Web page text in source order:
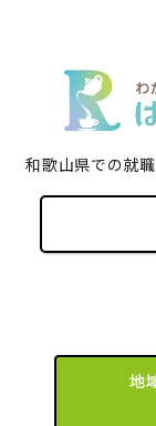
和歌山県での就